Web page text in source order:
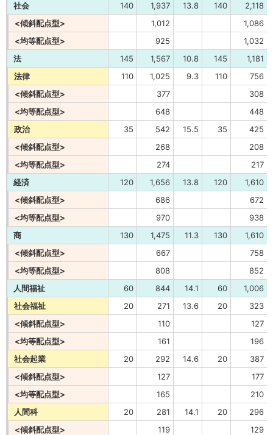
社会
140 1,937 13.8 140
2,118
<傾斜配点型>
1,012
1,086
<均等配点型>
925
1,032
法
145 1,567 10.8 145
1,181
法律
110 1,025 9.3 110
756
<傾斜配点型>
377
308
<均等配点型>
648
448
政治
35 542 15.5 35
425
<傾斜配点型>
268
208
<均等配点型>
274
217
経済
120 1,656 13.8 120
1,610
<傾斜配点型>
686
672
<均等配点型>
970
938
商
130 1,475 11.3 130
1,610
<傾斜配点型>
667
758
<均等配点型>
808
852
人間福祉
60 844 14.1 60
1,006
社会福祉
20 271 13.6 20
323
<傾斜配点型>
110
127
<均等配点型>
161
196
社会起業
20 292 14.6 20
387
<傾斜配点型>
127
177
<均等配点型>
165
210
人間科
20 281 14.1 20
296
<傾斜配点型>
119
129